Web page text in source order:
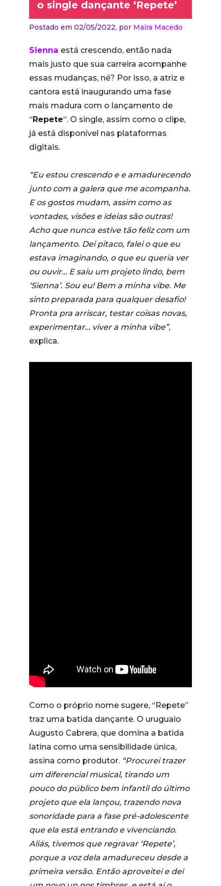
o single dançante ‘Repete’
Postado em 02/05/2022, por Maira Macedo
Sienna está crescendo, então nada
mais justo que sua carreira acompanhe
essas mudanças, né? Por isso, a atriz e
cantora está inaugurando uma fase
mais madura com o lançamento de
“Repete“. O single, assim como o clipe,
já está disponível nas plataformas
digitais.
“Eu estou crescendo e e amadurecendo
junto com a galera que me acompanha.
E os gostos mudam, assim como as
vontades, visões e ideias são outras!
Acho que nunca estive tão feliz com um
lançamento. Dei pitaco, falei o que eu
estava imaginando, o que eu queria ver
ou ouvir… E saiu um projeto lindo, bem
‘Sienna’. Sou eu! Bem a minha vibe. Me
sinto preparada para qualquer desafio!
Pronta pra arriscar, testar coisas novas,
experimentar… viver a minha vibe”,
explica.
Como o próprio nome sugere, “Repete”
traz uma batida dançante. O uruguaio
Augusto Cabrera, que domina a batida
latina como uma sensibilidade única,
assina como produtor. “Procurei trazer
um diferencial musical, tirando um
pouco do público bem infantil do último
projeto que ela lançou, trazendo nova
sonoridade para a fase pré-adolescente
que ela está entrando e vivenciando.
Aliás, tivemos que regravar ‘Repete’,
porque a voz dela amadureceu desde a
primeira versão. Então aproveitei e dei